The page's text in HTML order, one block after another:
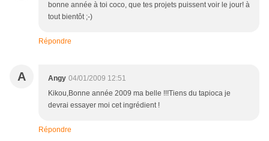
bonne année à toi coco, que tes projets puissent voir le jour! à
tout bientôt ;-)
Répondre
A Angy 04/01/2009 12:51
Kikou,Bonne année 2009 ma belle !!!Tiens du tapioca je
devrai essayer moi cet ingrédient !
Répondre